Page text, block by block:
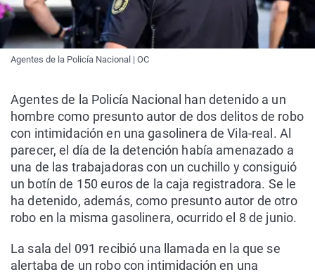
Agentes de la Policía Nacional | OC
Agentes de la Policía Nacional han detenido a un
hombre como presunto autor de dos delitos de robo
con intimidación en una gasolinera de Vila-real. Al
parecer, el día de la detención había amenazado a
una de las trabajadoras con un cuchillo y consiguió
un botín de 150 euros de la caja registradora. Se le
ha detenido, además, como presunto autor de otro
robo en la misma gasolinera, ocurrido el 8 de junio.
La sala del 091 recibió una llamada en la que se
alertaba de un robo con intimidación en una